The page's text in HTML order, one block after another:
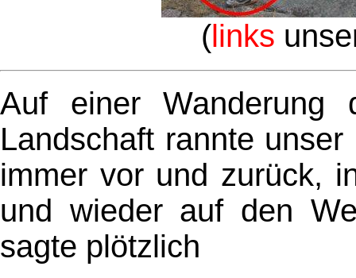
(links
Auf einer Wanderung
Landschaft rannte
immer vor und zurück,
und wieder auf den
sagte plötzlich